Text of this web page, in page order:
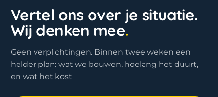
Vertel ons over je situatie.
Wij denken mee.
Geen verplichtingen. Binnen twee weken een
helder plan: wat we bouwen, hoelang het duurt,
en wat het kost.